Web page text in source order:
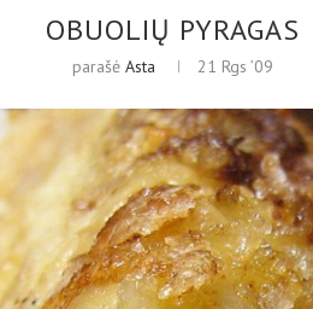
OBUOLIŲ PYRAGAS
parašėAsta 21 Rgs ’09